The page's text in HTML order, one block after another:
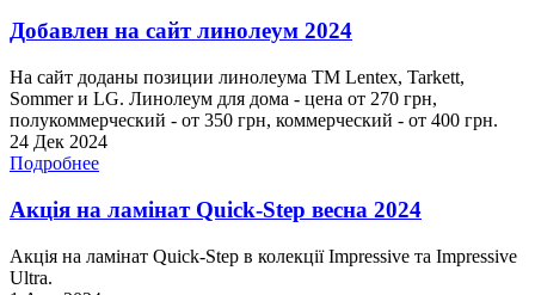
Добавлен на сайт линолеум 2024
На сайт доданы позиции линолеума ТМ Lentex, Tarkett,
Sommer и LG. Линолеум для дома - цена от 270 грн,
полукоммерческий - от 350 грн, коммерческий - от 400 грн.
24 Дек 2024
Подробнее
Акція на ламінат Quick-Step весна 2024
Акція на ламінат Quick-Step в колекції Impressive та Impressive
Ultra.